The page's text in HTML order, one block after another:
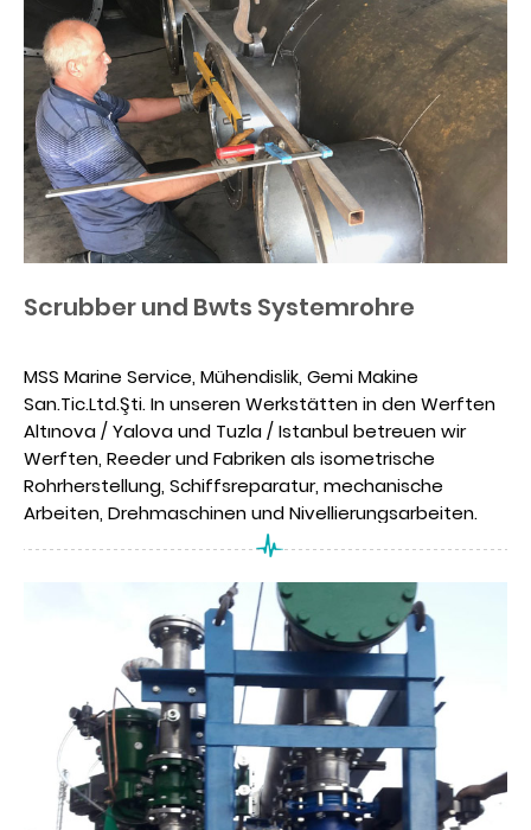
Schiffsinspektionen werden durchgeführt und die
Reparaturkosten werden von uns außerhalb der Kunden
für den Verkauf auf gebrauchten Schiffen festgelegt.
Scrubber und Bwts Systemrohre
MSS Marine Service, Mühendislik, Gemi Makine
San.Tic.Ltd.Şti. In unseren Werkstätten in den Werften
Altınova / Yalova und Tuzla / Istanbul betreuen wir
Werften, Reeder und Fabriken als isometrische
Rohrherstellung, Schiffsreparatur, mechanische
Arbeiten, Drehmaschinen und Nivellierungsarbeiten.
Unser Unternehmen verfügt über Werkstatt- und
wie DNV-GL WWA, ISO und ISOCAL in der maritimen
Gemeinschaft erworben wurden.